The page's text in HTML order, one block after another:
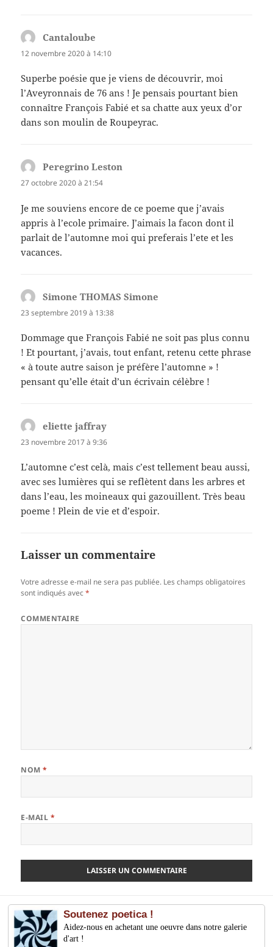
Cantaloube
12 novembre 2020 à 14:10
Superbe poésie que je viens de découvrir, moi
l’Aveyronnais de 76 ans ! Je pensais pourtant bien
connaître François Fabié et sa chatte aux yeux d’or
dans son moulin de Roupeyrac.
Peregrino Leston
27 octobre 2020 à 21:54
Je me souviens encore de ce poeme que j’avais
appris à l’ecole primaire. J’aimais la facon dont il
parlait de l’automne moi qui preferais l’ete et les
vacances.
Simone THOMAS Simone
23 septembre 2019 à 13:38
Dommage que François Fabié ne soit pas plus connu
! Et pourtant, j’avais, tout enfant, retenu cette phrase
« à toute autre saison je préfère l’automne » !
pensant qu’elle était d’un écrivain célèbre !
eliette jaffray
23 novembre 2017 à 9:36
L’automne c’est celà, mais c’est tellement beau aussi,
avec ses lumières qui se reflètent dans les arbres et
dans l’eau, les moineaux qui gazouillent. Très beau
poeme ! Plein de vie et d’espoir.
Laisser un commentaire
Votre adresse e-mail ne sera pas publiée. Les champs obligatoires
sont indiqués avec*
COMMENTAIRE
NOM*
E-MAIL *
Soutenez poetica !
Aidez-nous en achetant une oeuvre dans notre galerie
d'art !